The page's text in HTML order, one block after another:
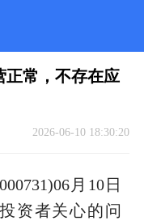
正常，不存在应
2026-06-10 18:30:20
月10日
资者关心的问